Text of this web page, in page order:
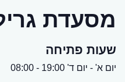
מסעדת
שעות פתיחה
יום א' - יום ד' 19:00 - 08:00